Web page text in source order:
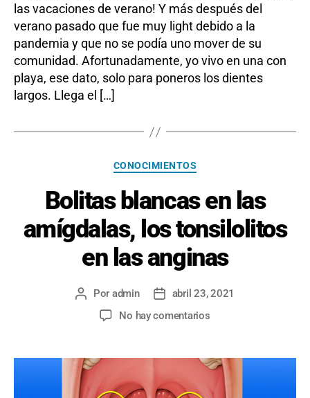
las vacaciones de verano! Y más después del
verano pasado que fue muy light debido a la
pandemia y que no se podía uno mover de su
comunidad. Afortunadamente, yo vivo en una con
playa, ese dato, solo para poneros los dientes
largos. Llega el […]
Categorías
CONOCIMIENTOS
Bolitas blancas en las
amígdalas, los tonsilolitos
en las anginas
Autor
Por admin
Fechaabril 23, 2021
No hay comentariosen
en
amígdalas,